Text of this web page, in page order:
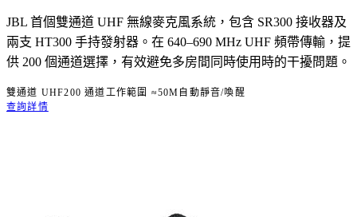
JBL 首個雙通道 UHF 無線麥克風系統，包含 SR300 接收器及
兩支 HT300 手持發射器。在 640–690 MHz UHF 頻帶傳輸，提
供 200 個通道選擇，有效避免多房間同時使用時的干擾問題。
雙通道 UHF200 通道 工作範圍 ≈50M 自動靜音/喚醒
查詢詳情